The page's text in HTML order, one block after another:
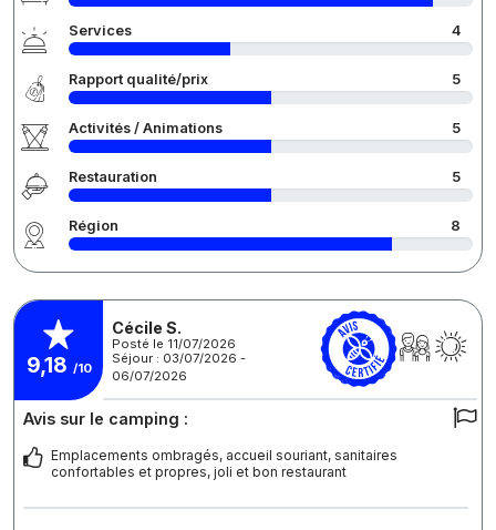
Services 4
Rapport qualité/prix 5
Activités / Animations 5
Restauration 5
Région 8
9,18 /10
Cécile S.
Posté le 11/07/2026
Séjour : 03/07/2026 -
06/07/2026
Avis sur le camping :
Emplacements ombragés, accueil souriant, sanitaires
confortables et propres, joli et bon restaurant